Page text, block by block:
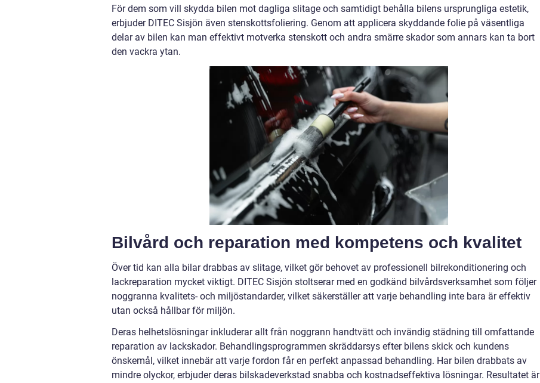
För dem som vill skydda bilen mot dagliga slitage och samtidigt behålla bilens ursprungliga estetik,
erbjuder DITEC Sisjön även stenskottsfoliering. Genom att applicera skyddande folie på väsentliga
delar av bilen kan man effektivt motverka stenskott och andra smärre skador som annars kan ta bort
den vackra ytan.
Bilvård och reparation med kompetens och kvalitet
Över tid kan alla bilar drabbas av slitage, vilket gör behovet av professionell bilrekonditionering och
lackreparation mycket viktigt. DITEC Sisjön stoltserar med en godkänd bilvårdsverksamhet som följer
noggranna kvalitets- och miljöstandarder, vilket säkerställer att varje behandling inte bara är effektiv
utan också hållbar för miljön.
Deras helhetslösningar inkluderar allt från noggrann handtvätt och invändig städning till omfattande
reparation av lackskador. Behandlingsprogrammen skräddarsys efter bilens skick och kundens
önskemål, vilket innebär att varje fordon får en perfekt anpassad behandling. Har bilen drabbats av
mindre olyckor, erbjuder deras bilskadeverkstad snabba och kostnadseffektiva lösningar. Resultatet är